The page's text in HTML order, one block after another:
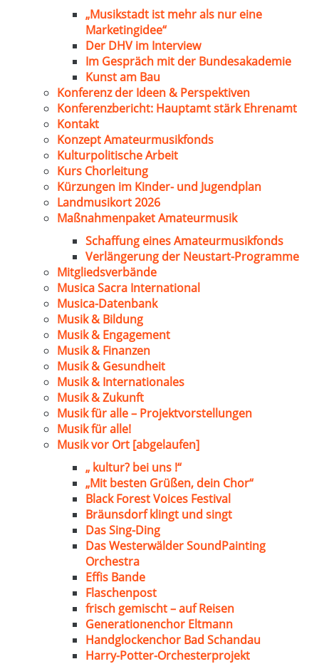
„Musikstadt ist mehr als nur eine
Marketingidee“
Der DHV im Interview
Im Gespräch mit der Bundesakademie
Kunst am Bau
Konferenz der Ideen & Perspektiven
Konferenzbericht: Hauptamt stärk Ehrenamt
Kontakt
Konzept Amateurmusikfonds
Kulturpolitische Arbeit
Kurs Chorleitung
Kürzungen im Kinder- und Jugendplan
Landmusikort 2026
Maßnahmenpaket Amateurmusik
Schaffung eines Amateurmusikfonds
Verlängerung der Neustart-Programme
Mitgliedsverbände
Musica Sacra International
Musica-Datenbank
Musik & Bildung
Musik & Engagement
Musik & Finanzen
Musik & Gesundheit
Musik & Internationales
Musik & Zukunft
Musik für alle – Projektvorstellungen
Musik für alle!
Musik vor Ort [abgelaufen]
„ kultur? bei uns !“
„Mit besten Grüßen, dein Chor“
Black Forest Voices Festival
Bräunsdorf klingt und singt
Das Sing-Ding
Das Westerwälder SoundPainting
Orchestra
Effis Bande
Flaschenpost
frisch gemischt – auf Reisen
Generationenchor Eltmann
Handglockenchor Bad Schandau
Harry-Potter-Orchesterprojekt